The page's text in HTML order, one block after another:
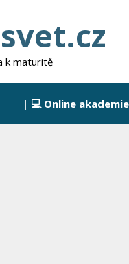
k maturitě
| 💻 Online